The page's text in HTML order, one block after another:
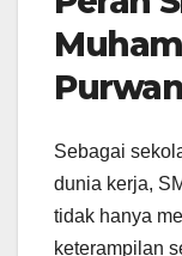
Sebagai
dunia kerja,
tidak hanya
keterampilan